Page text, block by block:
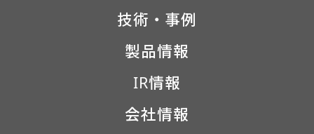
技術・事例
製品情報
IR情報
会社情報